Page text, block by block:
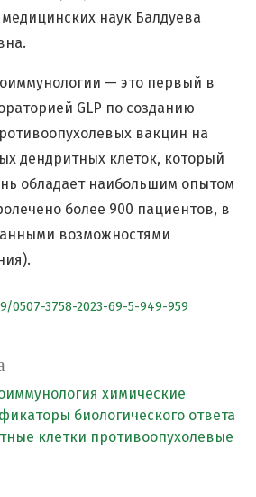
химические
биологического ответа
клетки противоопухолевые
наук Балдуева
— это первый в
GLP по созданию
вакцин на
дендритных клеток, который
обладает наибольшим опытом
более 900 пациентов, в
возможностями
0507-3758-2023-69-5-949-959